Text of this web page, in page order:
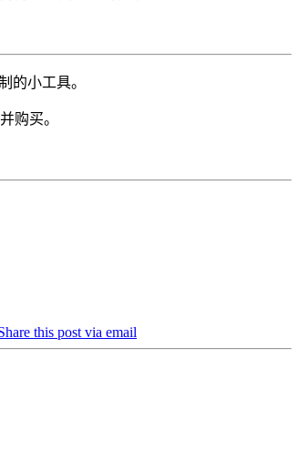
的小工具。
购买。
this post via email